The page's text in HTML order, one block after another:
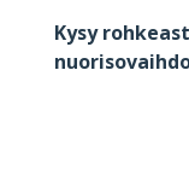
Kysy